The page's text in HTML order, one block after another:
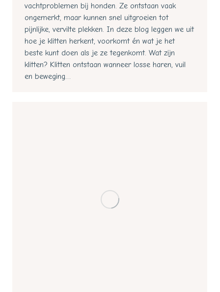
vachtproblemen bij honden. Ze ontstaan vaak
ongemerkt, maar kunnen snel uitgroeien tot
pijnlijke, vervilte plekken. In deze blog leggen we uit
hoe je klitten herkent, voorkomt én wat je het
beste kunt doen als je ze tegenkomt. Wat zijn
klitten? Klitten ontstaan wanneer losse haren, vuil
en beweging…